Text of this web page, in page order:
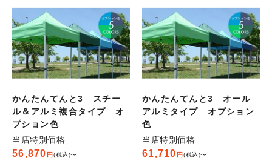
かんたんてんと3 スチー
ル＆アルミ複合タイプ オ
プション色
当店特別価格
56,870 税込 〜
かんたんてんと3 オール
アルミタイプ オプション
色
当店特別価格
61,710 税込 〜